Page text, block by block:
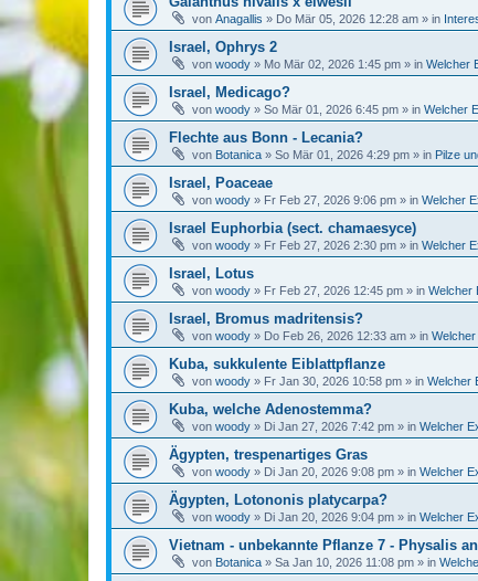
von Anagallis » Do Mär 05, 2026 12:28 am » in
Israel, Ophrys 2
von woody » Mo Mär 02, 2026 1:45 pm » in Welcher
Israel, Medicago?
von woody » So Mär 01, 2026 6:45 pm » in Welcher
Flechte aus Bonn - Lecania?
von Botanica » So Mär 01, 2026 4:29 pm » in Pilze
Israel, Poaceae
von woody » Fr Feb 27, 2026 9:06 pm » in Welcher
Israel Euphorbia (sect. chamaesyce)
von woody » Fr Feb 27, 2026 2:30 pm » in Welcher
Israel, Lotus
von woody » Fr Feb 27, 2026 12:45 pm » in Welcher
Israel, Bromus madritensis?
von woody » Do Feb 26, 2026 12:33 am » in
Kuba, sukkulente Eiblattpflanze
von woody » Fr Jan 30, 2026 10:58 pm » in Welcher
Kuba, welche Adenostemma?
von woody » Di Jan 27, 2026 7:42 pm » in Welcher
Ägypten, trespenartiges Gras
von woody » Di Jan 20, 2026 9:08 pm » in Welcher
Ägypten, Lotononis platycarpa?
von woody » Di Jan 20, 2026 9:04 pm » in Welcher
Vietnam - unbekannte Pflanze 7 - Physalis
von Botanica » Sa Jan 10, 2026 11:08 pm » in